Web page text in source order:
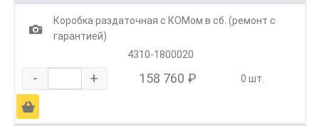
1
Коробка раздаточная с КОМом в сб. (ремонт с
гарантией)
4310-1800020
- + 158 760 ₽ 0 шт.
Ä